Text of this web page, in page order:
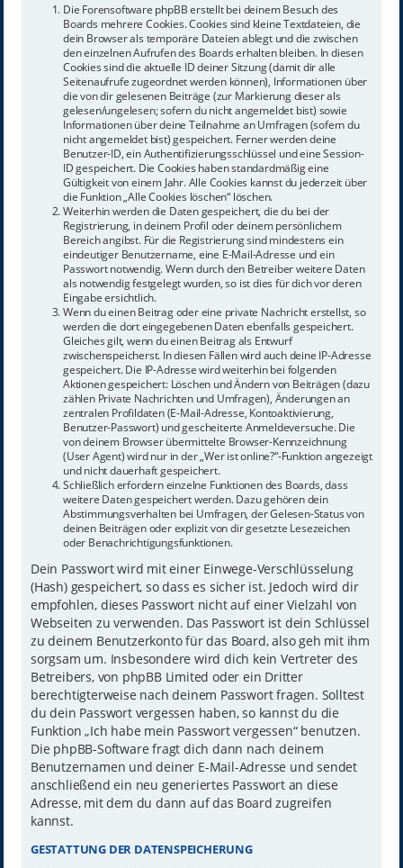
Die Forensoftware phpBB erstellt bei deinem Besuch des
Boards mehrere Cookies. Cookies sind kleine Textdateien, die
dein Browser als temporäre Dateien ablegt und die zwischen
den einzelnen Aufrufen des Boards erhalten bleiben. In diesen
Cookies sind die aktuelle ID deiner Sitzung (damit dir alle
Seitenaufrufe zugeordnet werden können), Informationen über
die von dir gelesenen Beiträge (zur Markierung dieser als
gelesen/ungelesen; sofern du nicht angemeldet bist) sowie
Informationen über deine Teilnahme an Umfragen (sofern du
nicht angemeldet bist) gespeichert. Ferner werden deine
Benutzer-ID, ein Authentifizierungsschlüssel und eine Session-
ID gespeichert. Die Cookies haben standardmäßig eine
Gültigkeit von einem Jahr. Alle Cookies kannst du jederzeit über
die Funktion „Alle Cookies löschen“ löschen.
Weiterhin werden die Daten gespeichert, die du bei der
Registrierung, in deinem Profil oder deinem persönlichem
Bereich angibst. Für die Registrierung sind mindestens ein
eindeutiger Benutzername, eine E-Mail-Adresse und ein
Passwort notwendig. Wenn durch den Betreiber weitere Daten
als notwendig festgelegt wurden, so ist dies für dich vor deren
Eingabe ersichtlich.
Wenn du einen Beitrag oder eine private Nachricht erstellst, so
werden die dort eingegebenen Daten ebenfalls gespeichert.
Gleiches gilt, wenn du einen Beitrag als Entwurf
zwischenspeicherst. In diesen Fällen wird auch deine IP-Adresse
gespeichert. Die IP-Adresse wird weiterhin bei folgenden
Aktionen gespeichert: Löschen und Ändern von Beiträgen (dazu
zählen Private Nachrichten und Umfragen), Änderungen an
zentralen Profildaten (E-Mail-Adresse, Kontoaktivierung,
Benutzer-Passwort) und gescheiterte Anmeldeversuche. Die
von deinem Browser übermittelte Browser-Kennzeichnung
(User Agent) wird nur in der „Wer ist online?“-Funktion angezeigt
und nicht dauerhaft gespeichert.
Schließlich erfordern einzelne Funktionen des Boards, dass
weitere Daten gespeichert werden. Dazu gehören dein
Abstimmungsverhalten bei Umfragen, der Gelesen-Status von
deinen Beiträgen oder explizit von dir gesetzte Lesezeichen
oder Benachrichtigungsfunktionen.
Dein Passwort wird mit einer Einwege-Verschlüsselung
(Hash) gespeichert, so dass es sicher ist. Jedoch wird dir
empfohlen, dieses Passwort nicht auf einer Vielzahl von
Webseiten zu verwenden. Das Passwort ist dein Schlüssel
zu deinem Benutzerkonto für das Board, also geh mit ihm
sorgsam um. Insbesondere wird dich kein Vertreter des
Betreibers, von phpBB Limited oder ein Dritter
berechtigterweise nach deinem Passwort fragen. Solltest
du dein Passwort vergessen haben, so kannst du die
Funktion „Ich habe mein Passwort vergessen“ benutzen.
Die phpBB-Software fragt dich dann nach deinem
Benutzernamen und deiner E-Mail-Adresse und sendet
anschließend ein neu generiertes Passwort an diese
Adresse, mit dem du dann auf das Board zugreifen
kannst.
GESTATTUNG DER DATENSPEICHERUNG